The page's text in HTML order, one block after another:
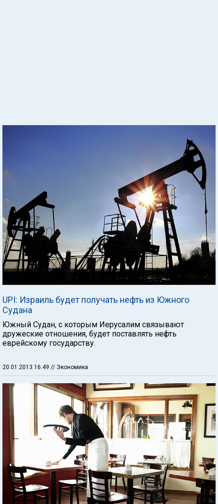
UPI: Израиль будет получать нефть из Южного
Судана
Южный Судан, с которым Иерусалим связывают
дружеские отношения, будет поставлять нефть
еврейскому государству.
20.01.2013 16:49 // Экономика